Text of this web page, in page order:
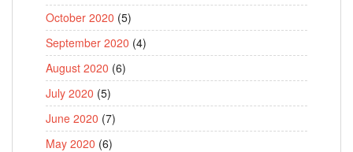
October 2020 (5)
September 2020 (4)
August 2020 (6)
July 2020 (5)
June 2020 (7)
May 2020 (6)